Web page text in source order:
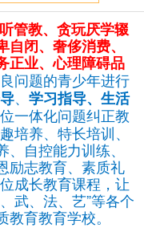
管教、 贪玩厌学辍
闭、奢侈消费、
正业、心理障碍品
问题的青少年进行
、 学习指导、生活
一体化问题纠正教
培养、特长培训、
自控能力训练、
励志教育、素质礼
成长教育课程，让
武、法、艺”等各个
育教育学校。